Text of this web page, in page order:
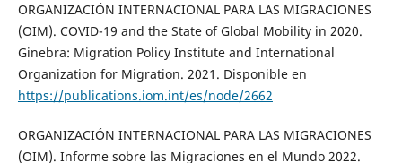
ORGANIZACIÓN INTERNACIONAL PARA LAS MIGRACIONES
(OIM). COVID-19 and the State of Global Mobility in 2020.
Ginebra: Migration Policy Institute and International
Organization for Migration. 2021. Disponible en
https://publications.iom.int/es/node/2662
ORGANIZACIÓN INTERNACIONAL PARA LAS MIGRACIONES
(OIM). Informe sobre las Migraciones en el Mundo 2022.